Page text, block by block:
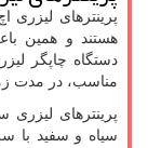
پرینترهای
هستند و همین
دستگاه چاپگر
مناسب، در مدت
پرینترهای
سیاه و سفید با